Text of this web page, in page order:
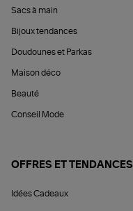
Sacs à main
Bijoux tendances
Doudounes et Parkas
Maison déco
Beauté
Conseil Mode
OFFRES ET TENDANCES
Idées Cadeaux